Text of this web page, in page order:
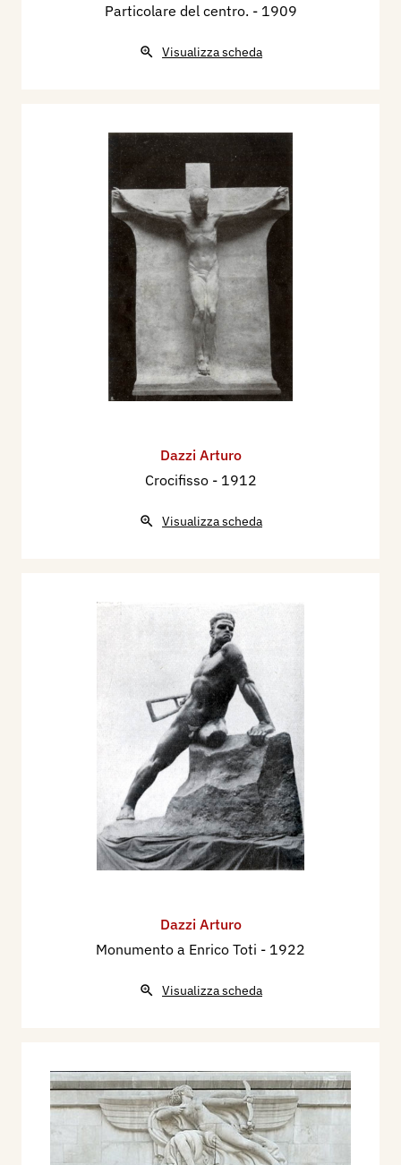
Particolare del centro. - 1909
Visualizza scheda
Dazzi Arturo
Crocifisso - 1912
Visualizza scheda
Dazzi Arturo
Monumento a Enrico Toti - 1922
Visualizza scheda